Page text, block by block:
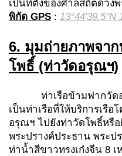
เป็นที่ตั้งของศาลสถิตดวง
พิกัด GPS : 13°44'39.5"N
6. มุมถ่ายภาพจาก
โพธิ์ (ท่าวัดอรุณฯ)
ท่าเรือข้ามฟากวัดอรุ
เป็นท่าเรือที่ให้บริการเรือ
อรุณฯ ไปยังท่าวัดโพธิ์หรื
พระปรางค์ประธาน พระ
ท่าน้ำสีขาวทรงเก๋งจีน 8